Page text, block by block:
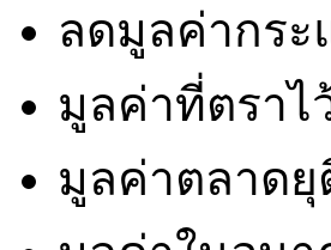
ลดมูลค่ากระ
มูลค่าที่ตราไ
มูลค่าตลาดยุ